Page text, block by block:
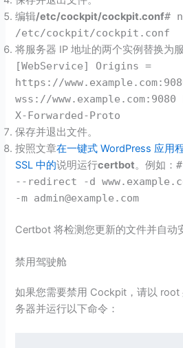
编辑/etc/cockpit/cockpit.conf#
/etc/cockpit/cockpit.conf
将服务器 IP 地址的两个实例替换为
[WebService] Origins =
https://
wss://
X-Forwarded-Proto
保存并退出文件。
按照文章在一键式 WordPress 应用
SSL 中的说明运行certbot。例如：
--redirect -d
-m admin@example.com
Certbot 将检测您更新的文件并自动
禁用驾驶舱
如果您需要禁用 Cockpit，请以 root
务器并运行以下命令：